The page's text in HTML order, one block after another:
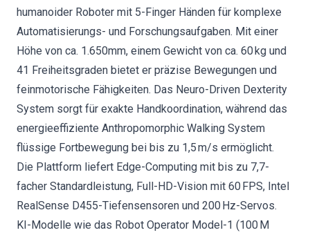
humanoider Roboter mit 5-Finger Händen für komplexe
Automatisierungs- und Forschungsaufgaben. Mit einer
Höhe von ca. 1.650mm, einem Gewicht von ca. 60 kg und
41 Freiheitsgraden bietet er präzise Bewegungen und
feinmotorische Fähigkeiten. Das Neuro-Driven Dexterity
System sorgt für exakte Handkoordination, während das
energieeffiziente Anthropomorphic Walking System
flüssige Fortbewegung bei bis zu 1,5 m/s ermöglicht.
Die Plattform liefert Edge-Computing mit bis zu 7,7-
facher Standardleistung, Full-HD-Vision mit 60 FPS, Intel
RealSense D455-Tiefensensoren und 200 Hz-Servos.
KI-Modelle wie das Robot Operator Model-1 (100 M